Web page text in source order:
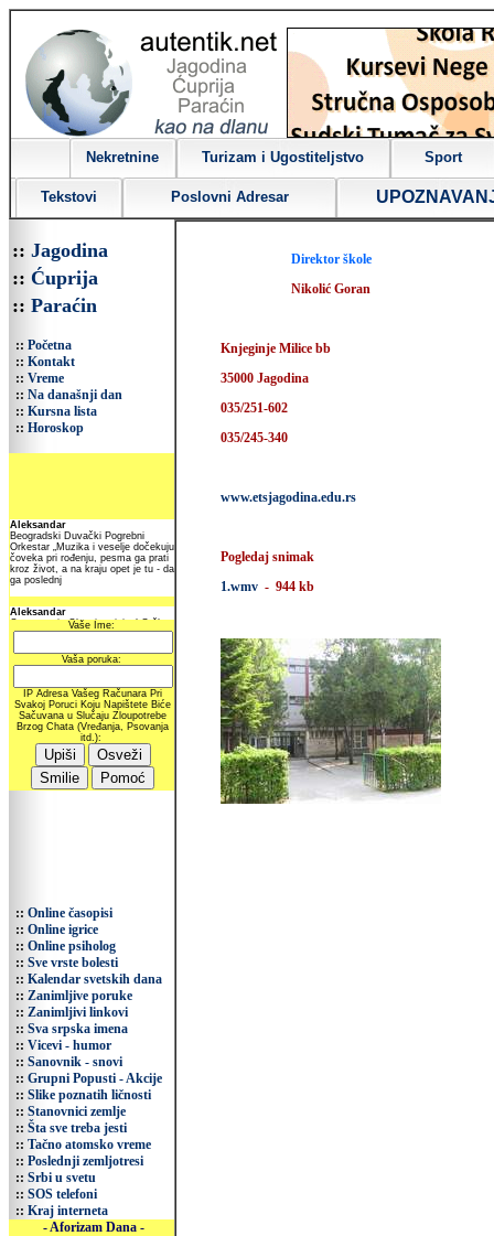
Nekretnine Turizam i Ugostiteljstvo Sport
Tekstovi Poslovni Adresar
:: Jagodina
:: Ćuprija
:: Paraćin
:: Početna
:: Kontakt
:: Vreme
:: Na današnji dan
:: Kursna lista
:: Horoskop
:: Online časopisi
:: Online igrice
:: Online psiholog
:: Sve vrste bolesti
:: Kalendar svetskih dana
:: Zanimljive poruke
:: Zanimljivi linkovi
:: Sva srpska imena
:: Vicevi - humor
:: Sanovnik - snovi
:: Grupni Popusti - Akcije
:: Slike poznatih ličnosti
:: Stanovnici zemlje
:: Šta sve treba jesti
:: Tačno atomsko vreme
:: Poslednji zemljotresi
:: Srbi u svetu
:: SOS telefoni
:: Kraj interneta
- Aforizam Dana -
Direktor škole
Nikolić Goran
Knjeginje Milice bb
35000 Jagodina
035/251-602
035/245-340
www.etsjagodina.edu.rs
Pogledaj snimak
1.wmv - 944 kb